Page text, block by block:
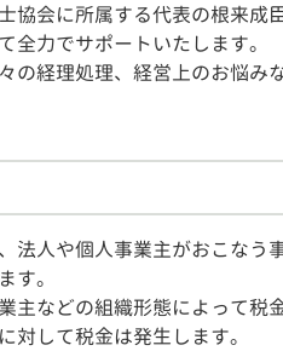
協会に所属する代表の根来
全力でサポートいたします。
の経理処理、経営上のお悩み
法人や個人事業主がおこなう
す。
主などの組織形態によって税
対して税金は発生します。